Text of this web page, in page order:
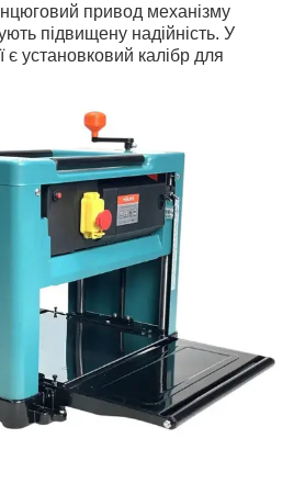
привод механізму
підвищену надійність. У
є установковий калібр для